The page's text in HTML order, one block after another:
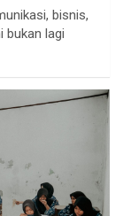
bisnis,
bukan lagi